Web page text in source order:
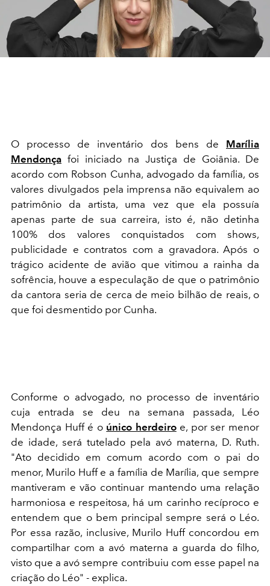
O processo de inventário dos bens de Marília
Mendonça foi iniciado na Justiça de Goiânia. De
acordo com Robson Cunha, advogado da família, os
valores divulgados pela imprensa não equivalem ao
patrimônio da artista, uma vez que ela possuía
apenas parte de sua carreira, isto é, não detinha
100% dos valores conquistados com shows,
publicidade e contratos com a gravadora. Após o
trágico acidente de avião que vitimou a rainha da
sofrência, houve a especulação de que o patrimônio
da cantora seria de cerca de meio bilhão de reais, o
que foi desmentido por Cunha.
Conforme o advogado, no processo de inventário
cuja entrada se deu na semana passada, Léo
Mendonça Huff é o único herdeiroe, por ser menor
de idade, será tutelado pela avó materna, D. Ruth.
"Ato decidido em comum acordo com o pai do
menor, Murilo Huff e a família de Marília, que sempre
mantiveram e vão continuar mantendo uma relação
harmoniosa e respeitosa, há um carinho recíproco e
entendem que o bem principal sempre será o Léo.
Por essa razão, inclusive, Murilo Huff concordou em
compartilhar com a avó materna a guarda do filho,
visto que a avó sempre contribuiu com esse papel na
criação do Léo" - explica.